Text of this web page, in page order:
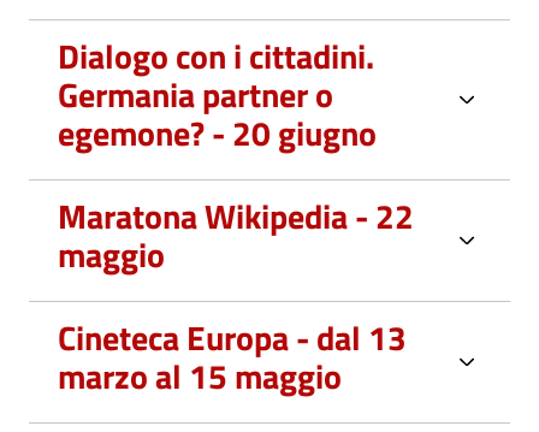
Dialogo con i cittadini.
Germania partner o
egemone? - 20 giugno
Maratona Wikipedia - 22
maggio
Cineteca Europa - dal 13
marzo al 15 maggio